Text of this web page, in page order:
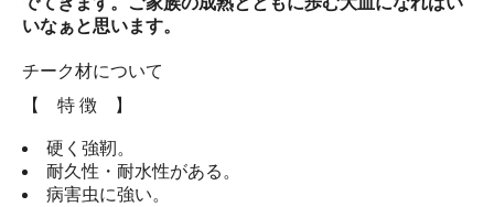
いなぁと思います。
チーク材について
【 特 徴 】
硬く強靭。
耐久性・耐水性がある。
病害虫に強い。